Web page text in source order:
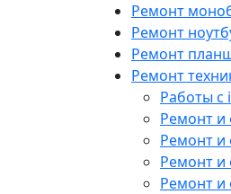
Ремонт
Ремонт
Ремонт
Ремонт
Работы с
Ремонт и
Ремонт и
Ремонт и
Ремонт и